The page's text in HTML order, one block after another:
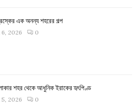
এক অনন্য শহরের গল্প
2026 0
শহর থেকে আধুনিক ইরাকের হৃৎপিণ্ড
2026 0